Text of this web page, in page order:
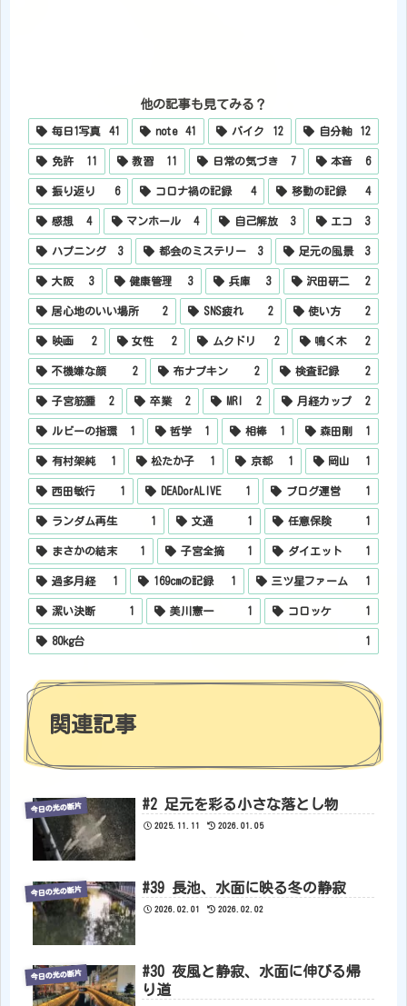
他の記事も見てみる？
毎日1写真 41 note 41 バイク 12 自分軸 12
免許 11 教習 11 日常の気づき 7 本音 6
振り返り 6 コロナ禍の記録 4 移動の記録 4
感想 4 マンホール 4 自己解放 3 エコ 3
ハプニング 3 都会のミステリー 3 足元の風景 3
大阪 3 健康管理 3 兵庫 3 沢田研二 2
居心地のいい場所 2 SNS疲れ 2 使い方 2
映画 2 女性 2 ムクドリ 2 鳴く木 2
不機嫌な顔 2 布ナプキン 2 検査記録 2
子宮筋腫 2 卒業 2 MRI 2 月経カップ 2
ルビーの指環 1 哲学 1 相棒 1 森田剛 1
有村架純 1 松たか子 1 京都 1 岡山 1
西田敏行 1 DEADorALIVE 1 ブログ運営 1
ランダム再生 1 文通 1 任意保険 1
まさかの結末 1 子宮全摘 1 ダイエット 1
過多月経 1 169cmの記録 1 三ツ星ファーム 1
潔い決断 1 美川憲一 1 コロッケ 1
80kg台 1
関連記事
今日の光の断片 #2 足元を彩る小さな落とし物
2025.11.11 2026.01.05
今日の光の断片 #39 長池、水面に映る冬の静寂
2026.02.01 2026.02.02
今日の光の断片
#30 夜風と静寂、水面に伸びる帰
り道